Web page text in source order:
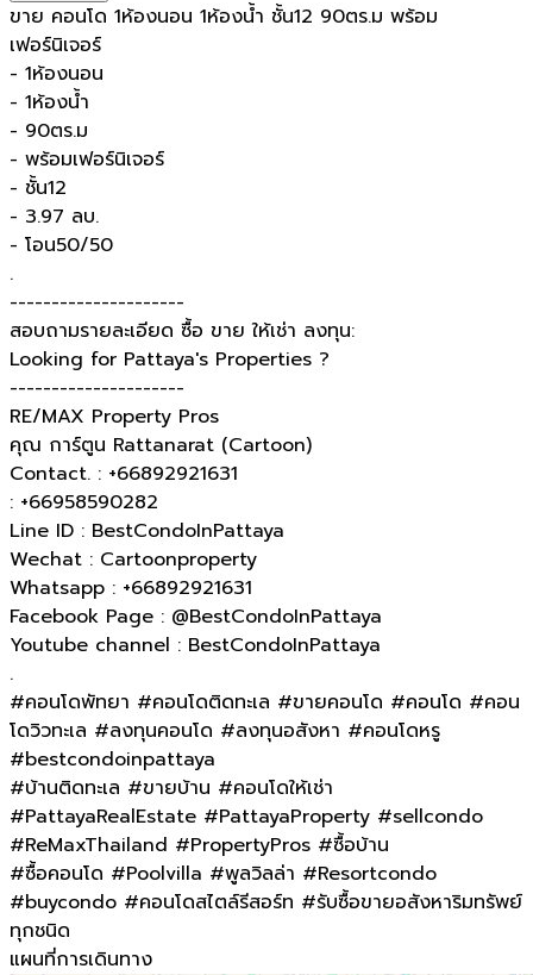
ขาย คอนโด 1ห้องนอน 1ห้องน้ำ ชั้น12 90ตร.ม พร้อม
เฟอร์นิเจอร์
- 1ห้องนอน
- 1ห้องน้ำ
- 90ตร.ม
- พร้อมเฟอร์นิเจอร์
- ชั้น12
- 3.97 ลบ.
- โอน50/50
.
---------------------
สอบถามรายละเอียด ซื้อ ขาย ให้เช่า ลงทุน:
Looking for Pattaya's Properties ?
---------------------
RE/MAX Property Pros
คุณ การ์ตูน Rattanarat (Cartoon)
Contact. : +66892921631
: +66958590282
Line ID : BestCondoInPattaya
Wechat : Cartoonproperty
Whatsapp : +66892921631
Facebook Page : @BestCondoInPattaya
Youtube channel : BestCondoInPattaya
.
#คอนโดพัทยา #คอนโดติดทะเล #ขายคอนโด #คอนโด #คอน
โดวิวทะเล #ลงทุนคอนโด #ลงทุนอสังหา #คอนโดหรู
#bestcondoinpattaya
#บ้านติดทะเล​ #ขายบ้าน #คอนโดให้เช่า
#PattayaRealEstate #PattayaProperty #sellcondo
#ReMaxThailand #PropertyPros #ซื้อบ้าน
#ซื้อคอนโด #Poolvilla #พูลวิลล่า #Resortcondo
#buycondo #คอนโดสไตล์รีสอร์ท #รับซื้อขายอสังหาริมทรัพย์
ทุกชนิด
แผนที่การเดินทาง